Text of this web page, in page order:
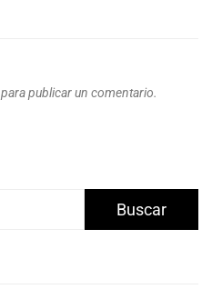
para publicar un comentario.